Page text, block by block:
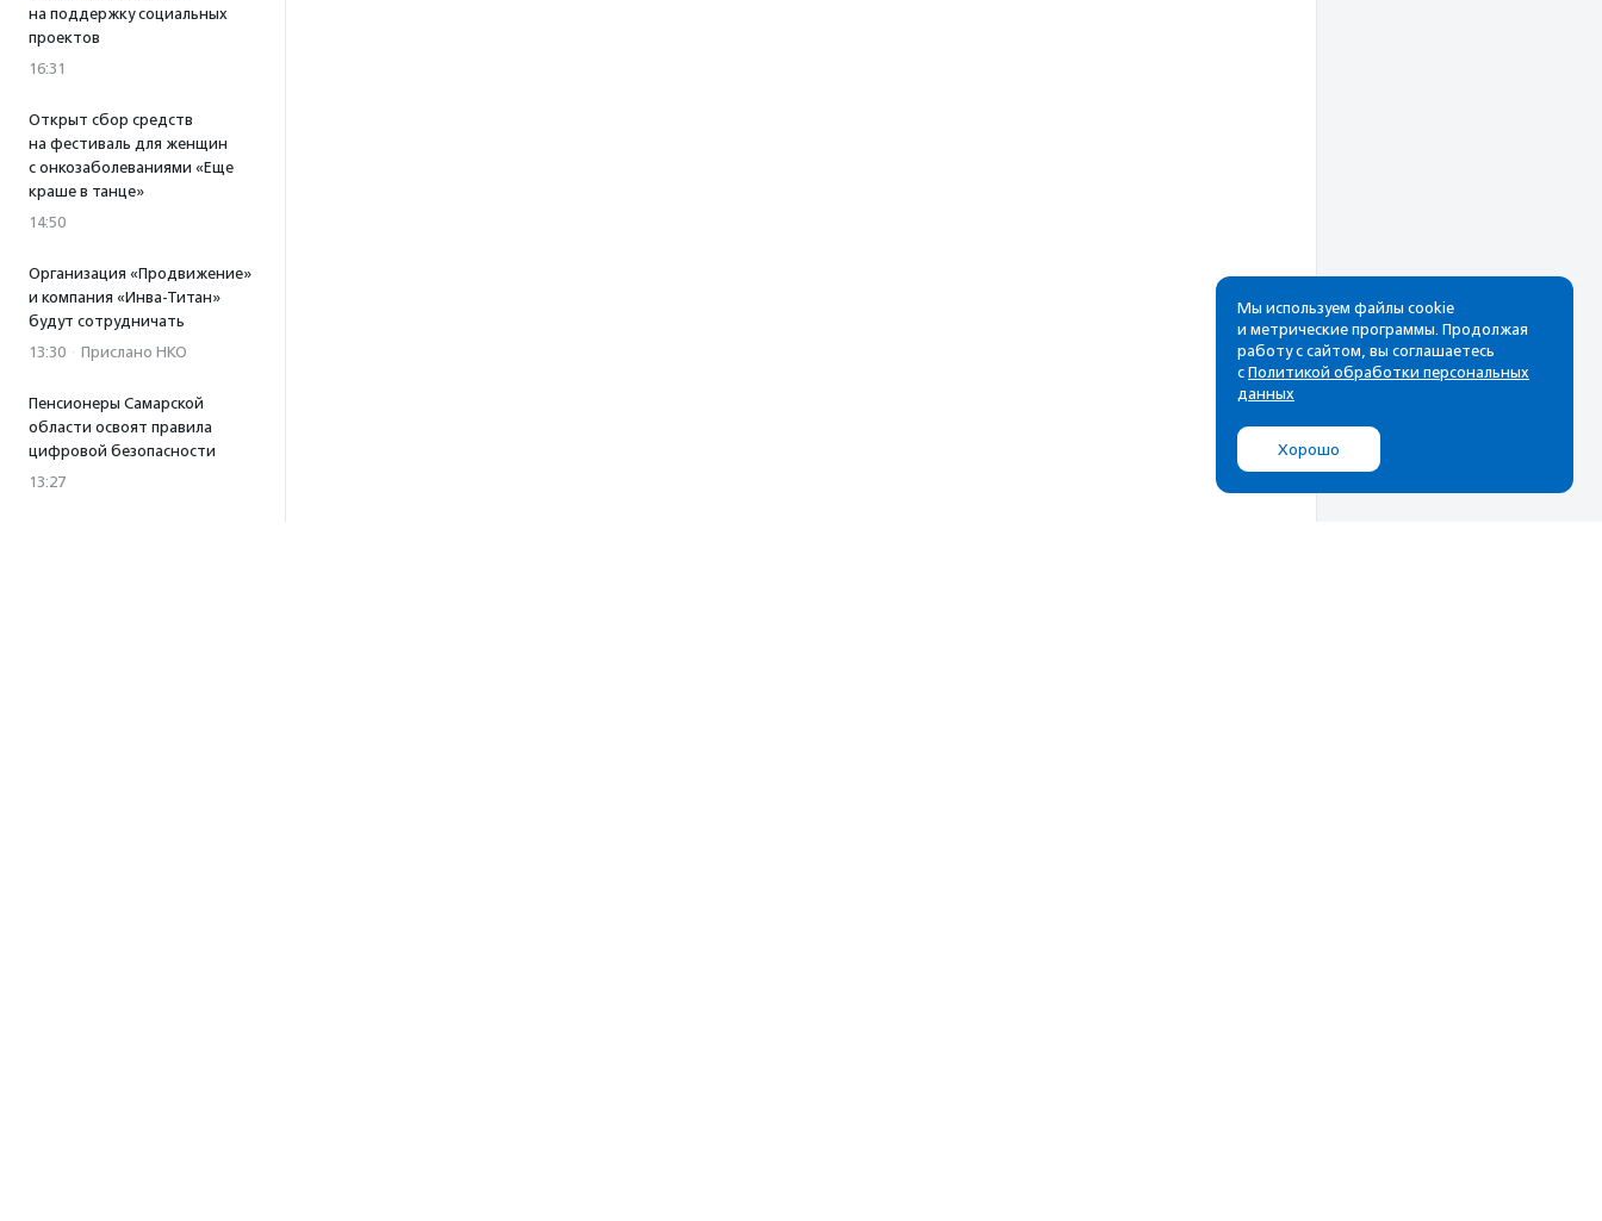
на поддержку социальных
проектов
16:31
Открыт сбор средств
на фестиваль для женщин
с онкозаболеваниями «Еще
краше в танце»
14:50
Организация «Продвижение»
и компания «Инва-Титан»
будут сотрудничать
13:30 · Прислано НКО
Пенсионеры Самарской
области освоят правила
цифровой безопасности
13:27
Рассылка
Cамые свежие новости,
почтовом ящике
Мы используем файлы cookie
и метрические программы. Продолжая
работу с сайтом, вы соглашаетесь
с Политикой обработки персональных
данных
Хорошо